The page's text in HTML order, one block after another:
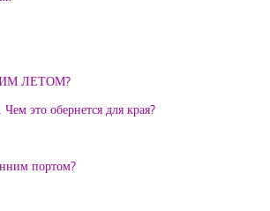
ЛЕТОМ?
это обернется для края?
портом?